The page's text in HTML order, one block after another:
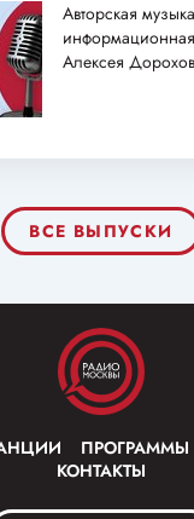
Авторская
Алексея
ВСЕ ВЫПУСКИ
ПРОГРАММЫ
КОНТАКТЫ